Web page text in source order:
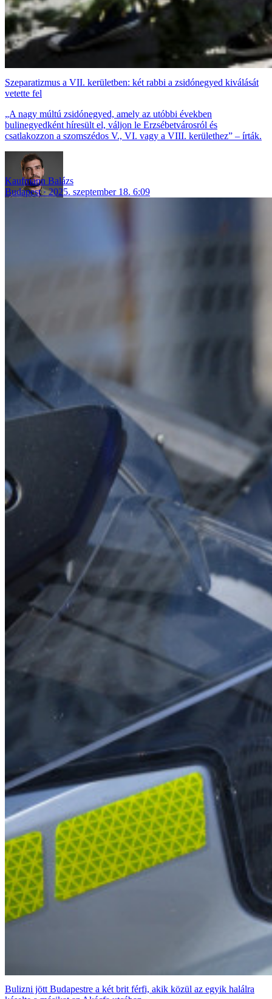
Szeparatizmus a VII. kerületben: két rabbi a zsidónegyed kiválását
vetette fel
„A nagy múltú zsidónegyed, amely az utóbbi években
bulinegyedként híresült el, váljon le Erzsébetvárosról és
csatlakozzon a szomszédos V., VI. vagy a VIII. kerülethez” – írták.
Kaufmann Balázs
Budapest
2025. szeptember 18. 6:09
Bulizni jött Budapestre a két brit férfi, akik közül az egyik halálra